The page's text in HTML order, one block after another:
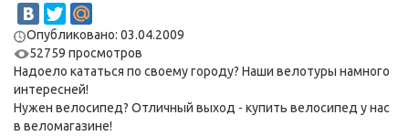
Опубликовано: 03.04.2009
52759 просмотров
Надоело кататься по своему городу? Наши велотуры намного
интересней!
Нужен велосипед? Отличный выход - купить велосипед у нас
в веломагазине!